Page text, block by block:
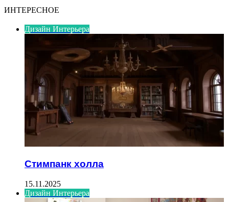
ИНТЕРЕСНОЕ
Дизайн Интерьера
Стимпанк холла
15.11.2025
Дизайн Интерьера